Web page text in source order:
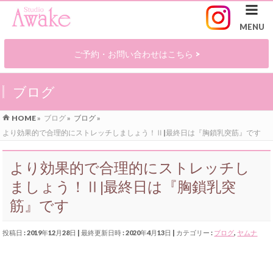
ご予約・お問い合わせはこちら >
ブログ
HOME» ブログ» ブログ»
より効果的で合理的にストレッチしましょう！Ⅱ|最終日は『胸鎖乳突筋』です
より効果的で合理的にストレッチし
ましょう！Ⅱ|最終日は『胸鎖乳突
筋』です
投稿日 : 2019年12月28日 最終更新日時 : 2020年4月13日 カテゴリー : ブログ, ヤムナ